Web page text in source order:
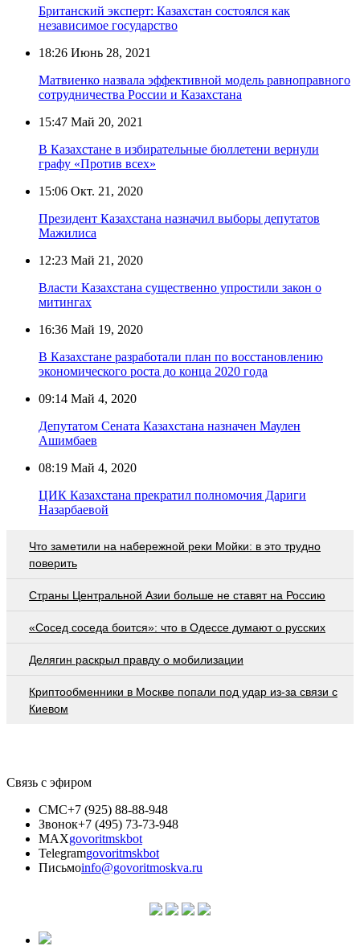
Британский эксперт: Казахстан состоялся как
независимое государство
18:26 Июнь 28, 2021
Матвиенко назвала эффективной модель равноправного
сотрудничества России и Казахстана
15:47 Май 20, 2021
В Казахстане в избирательные бюллетени вернули
графу «Против всех»
15:06 Окт. 21, 2020
Президент Казахстана назначил выборы депутатов
Мажилиса
12:23 Май 21, 2020
Власти Казахстана существенно упростили закон о
митингах
16:36 Май 19, 2020
В Казахстане разработали план по восстановлению
экономического роста до конца 2020 года
09:14 Май 4, 2020
Депутатом Сената Казахстана назначен Маулен
Ашимбаев
08:19 Май 4, 2020
ЦИК Казахстана прекратил полномочия Дариги
Назарбаевой
Что заметили на набережной реки Мойки: в это трудно
поверить
Страны Центральной Азии больше не ставят на Россию
«Сосед соседа боится»: что в Одессе думают о русских
Делягин раскрыл правду о мобилизации
Криптообменники в Москве попали под удар из-за связи с
Киевом
Связь с эфиром
СМС+7 (925) 88-88-948
Звонок+7 (495) 73-73-948
MAXgovoritmskbot
Telegramgovoritmskbot
Письмоinfo@govoritmoskva.ru